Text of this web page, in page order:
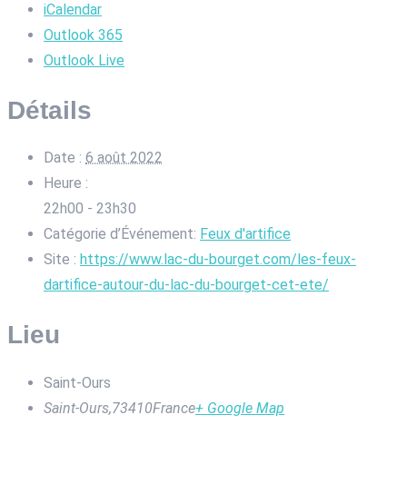
iCalendar
Outlook 365
Outlook Live
Détails
Date : 6 août 2022
Heure :
22h00 - 23h30
Catégorie d’Événement: Feux d'artifice
Site : https://www.lac-du-bourget.com/les-feux-
dartifice-autour-du-lac-du-bourget-cet-ete/
Lieu
Saint-Ours
Saint-Ours,73410France+ Google Map